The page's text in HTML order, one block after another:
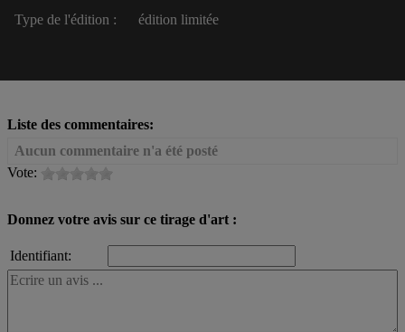
Type de l'édition : édition limitée
Liste des commentaires:
Aucun commentaire n'a été posté
Vote:
Donnez votre avis sur ce tirage d'art :
Identifiant: